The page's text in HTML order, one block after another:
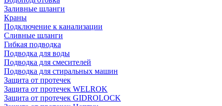
Заливные шланги
Краны
Подключение к канализации
Сливные шланги
Гибкая подводка
Подводка для воды
Подводка для смесителей
Подводка для стиральных машин
Защита от протечек
Защита от протечек WELROK
Защита от протечек GIDROLOCK